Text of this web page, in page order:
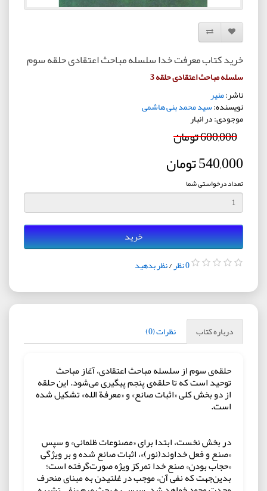
افزودن به لیست دلخواه
مقایسه این محصول
خرید کتاب معرفت خدا سلسله مباحث اعتقادی حلقه سوم
سلسله مباحث اعتقادی حلقه 3
ناشر:منیر
نویسنده:سید محمد بنی هاشمی
موجودی: در انبار
600,000 تومان
540,000 تومان
تعداد درخواستی شما
خرید
0 نظر /نظر بدهید
درباره کتاب نظرات (0)
حلقه‌ی سوم از سلسله مباحث اعتقادی، آغاز مباحث
توحید است که تا حلقه‌ی پنجم پیگیری می‌شود. این حلقه
از دو بخش کلی «اثبات صانع» و «معرفة الله» تشکیل شده
است.
در بخش نخست، ابتدا برای «مصنوعات ظلمانی» و سپس
«صنع و فعل خداوند(نور)»، اثبات صانع شده و بر ویژگی
«حجاب بودن» صنع خدا تمرکز ویژه صورت‌گرفته است؛
بدین‌جهت که نفی آن، موجب در غلتیدن به مبنای منحرف